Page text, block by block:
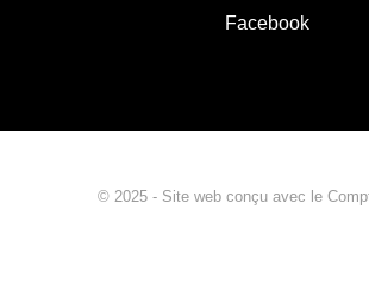
Facebook
© 2025 - Site web conçu avec le